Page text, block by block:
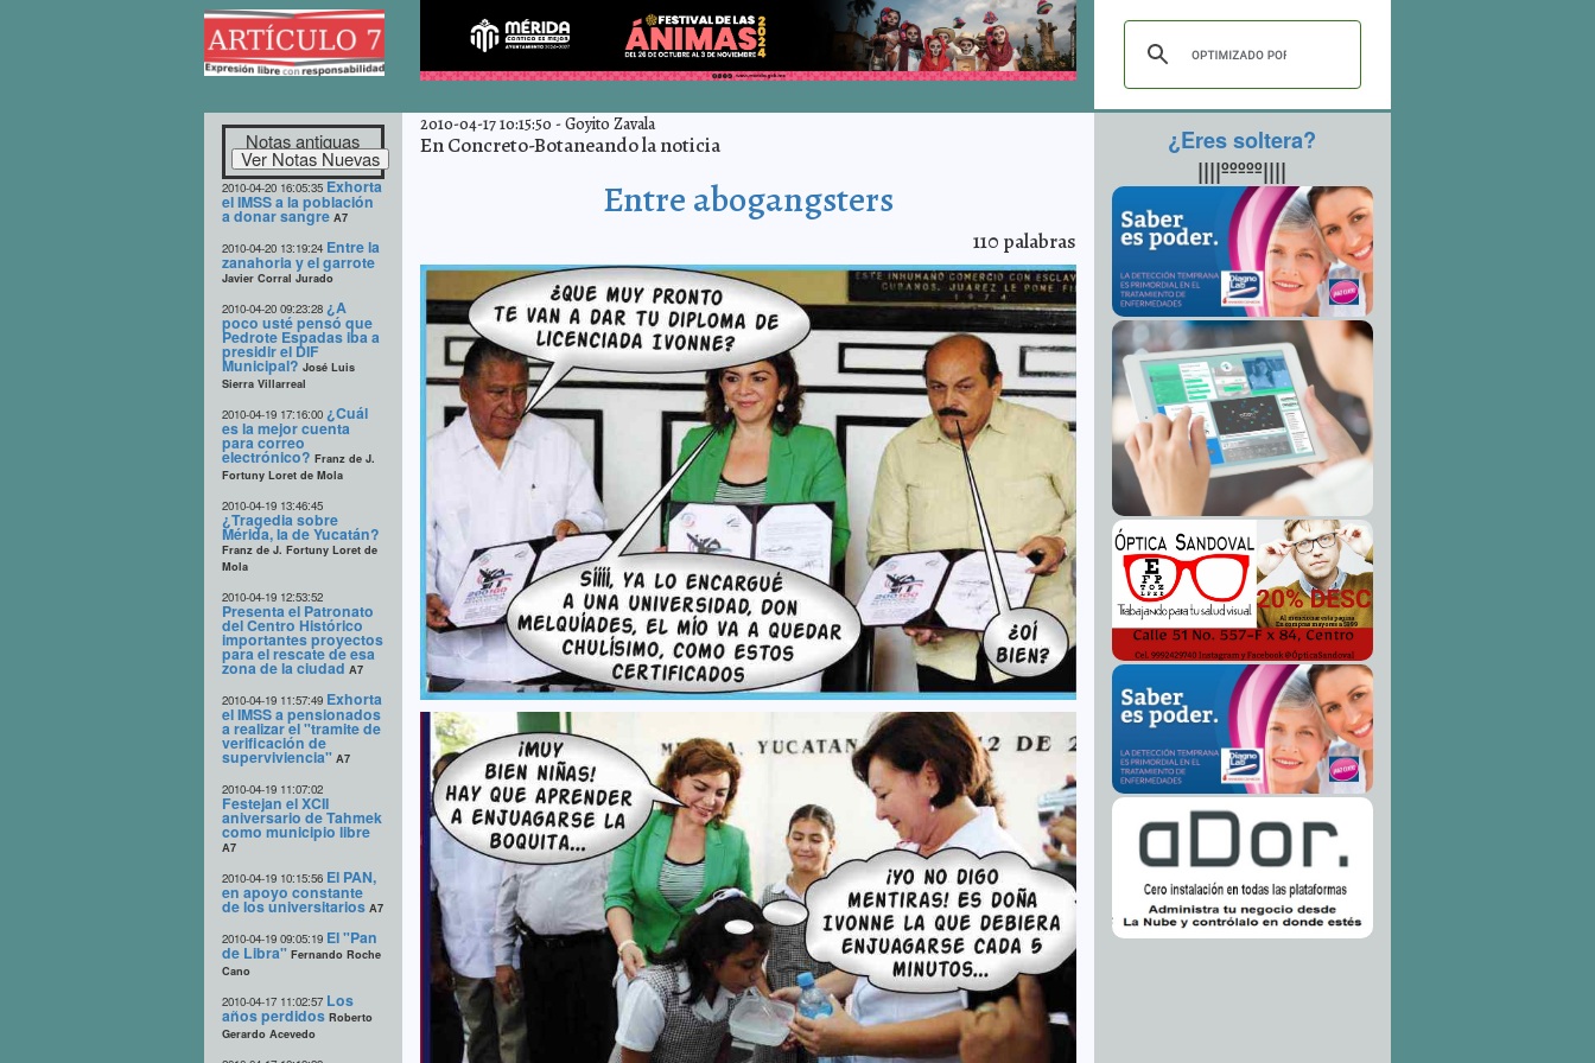
Notas antiguas
2010-04-20 16:05:35 Exhorta
el IMSS a la población
a donar sangre A7
2010-04-20 13:19:24 Entre la
zanahoria y el garrote
Javier Corral Jurado
2010-04-20 09:23:28 ¿A
poco usté pensó que
Pedrote Espadas iba a
presidir el DIF
Municipal? José Luis
Sierra Villarreal
2010-04-19 17:16:00 ¿Cuál
es la mejor cuenta
para correo
electrónico? Franz de J.
Fortuny Loret de Mola
2010-04-19 13:46:45
¿Tragedia sobre
Mérida, la de Yucatán?
Franz de J. Fortuny Loret de
Mola
2010-04-19 12:53:52
Presenta el Patronato
del Centro Histórico
importantes proyectos
para el rescate de esa
zona de la ciudad A7
2010-04-19 11:57:49 Exhorta
el IMSS a pensionados
a realizar el "tramite de
verificación de
superviviencia" A7
2010-04-19 11:07:02
Festejan el XCII
aniversario de Tahmek
como municipio libre
A7
2010-04-19 10:15:56 El PAN,
en apoyo constante
de los universitarios A7
2010-04-19 09:05:19 El "Pan
de Libra" Fernando Roche
Cano
2010-04-17 11:02:57 Los
años perdidos Roberto
Gerardo Acevedo
2010-04-17 10:15:50 -Goyito Zavala
En Concreto-Botaneando la noticia
Entre abogangsters
110 palabras
¿Eres soltera?
||||ººººº||||